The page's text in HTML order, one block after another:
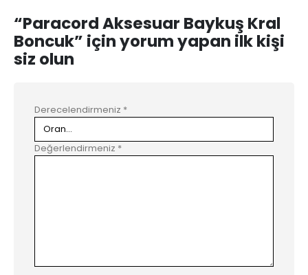
“Paracord Aksesuar Baykuş Kral
Boncuk” için yorum yapan ilk kişi
siz olun
Derecelendirmeniz *
Değerlendirmeniz *